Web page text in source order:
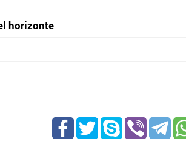
horizonte